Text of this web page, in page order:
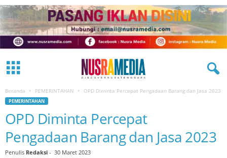
Beranda PEMERINTAHAN OPD Diminta Percepat Pengadaan Barang dan Jasa 2023
PEMERINTAHAN
OPD Diminta Percepat
Pengadaan Barang dan Jasa 2023
Penulis Redaksi - 30 Maret 2023